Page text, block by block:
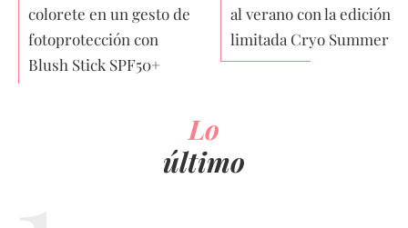
colorete en un gesto de
fotoprotección con
Blush Stick SPF50+
al verano con la edición
limitada Cryo Summer
Lo
último